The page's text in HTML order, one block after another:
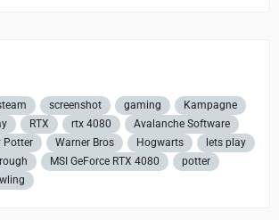
screenshot gaming
Kampagne
RTX rtx 4080
Avalanche Software
Potter Warner Bros Hogwarts
lets play
MSI GeForce RTX 4080
potter